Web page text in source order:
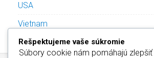
USA
Vietnam
Rešpektujeme vaše súkromie
Súbory cookie nám pomáhajú